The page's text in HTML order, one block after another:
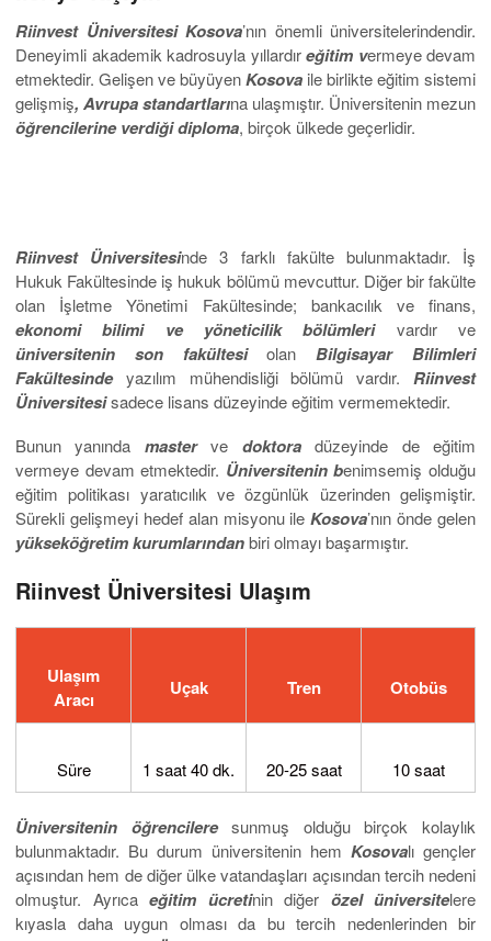
Riinvest Üniversitesi Kosova’nın önemli üniversitelerindendir.
Deneyimli akademik kadrosuyla yıllardıreğitim vermeye devam
etmektedir. Gelişen ve büyüyenKosova ile birlikte eğitim sistemi
gelişmiş, Avrupa standartlarına ulaşmıştır. Üniversitenin mezun
öğrencilerine verdiği diploma, birçok ülkede geçerlidir.
Riinvest Üniversitesinde 3 farklı fakülte bulunmaktadır. İş
Hukuk Fakültesinde iş hukuk bölümü mevcuttur. Diğer bir fakülte
olan İşletme Yönetimi Fakültesinde; bankacılık ve finans,
ekonomi bilimi ve yöneticilik bölümlerivardır ve
üniversitenin son fakültesiolanBilgisayar Bilimleri
Fakültesindeyazılım mühendisliği bölümü vardır. Riinvest
Üniversitesisadece lisans düzeyinde eğitim vermemektedir.
Bunun yanında masterve doktoradüzeyinde de eğitim
vermeye devam etmektedir. Üniversitenin benimsemiş olduğu
eğitim politikası yaratıcılık ve özgünlük üzerinden gelişmiştir.
Sürekli gelişmeyi hedef alan misyonu ileKosova’nın önde gelen
yükseköğretim kurumlarındanbiri olmayı başarmıştır.
Riinvest Üniversitesi Ulaşım
Ulaşım
Aracı
Uçak Tren Otobüs
Süre 1 saat 40 dk. 20-25 saat 10 saat
Üniversitenin öğrencileresunmuş olduğu birçok kolaylık
bulunmaktadır. Bu durum üniversitenin hem Kosovalı gençler
açısından hem de diğer ülke vatandaşları açısından tercih nedeni
olmuştur. Ayrıca eğitim ücretinin diğer özel üniversitelere
kıyasla daha uygun olması da bu tercih nedenlerinden bir